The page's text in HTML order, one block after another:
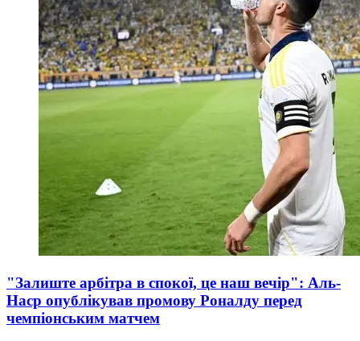
"Залиште арбітра в спокої, це наш вечір": Аль-
Наср опублікував промову Роналду перед
чемпіонським матчем